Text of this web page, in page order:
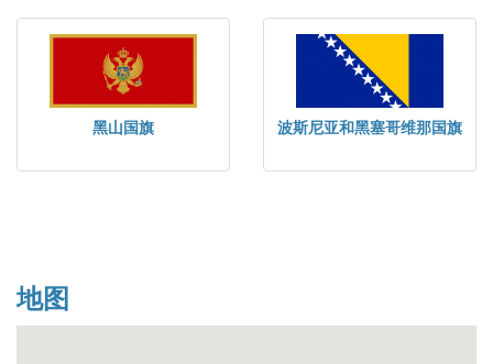
黑山国旗 波斯尼亚和黑塞哥维那国旗
地图